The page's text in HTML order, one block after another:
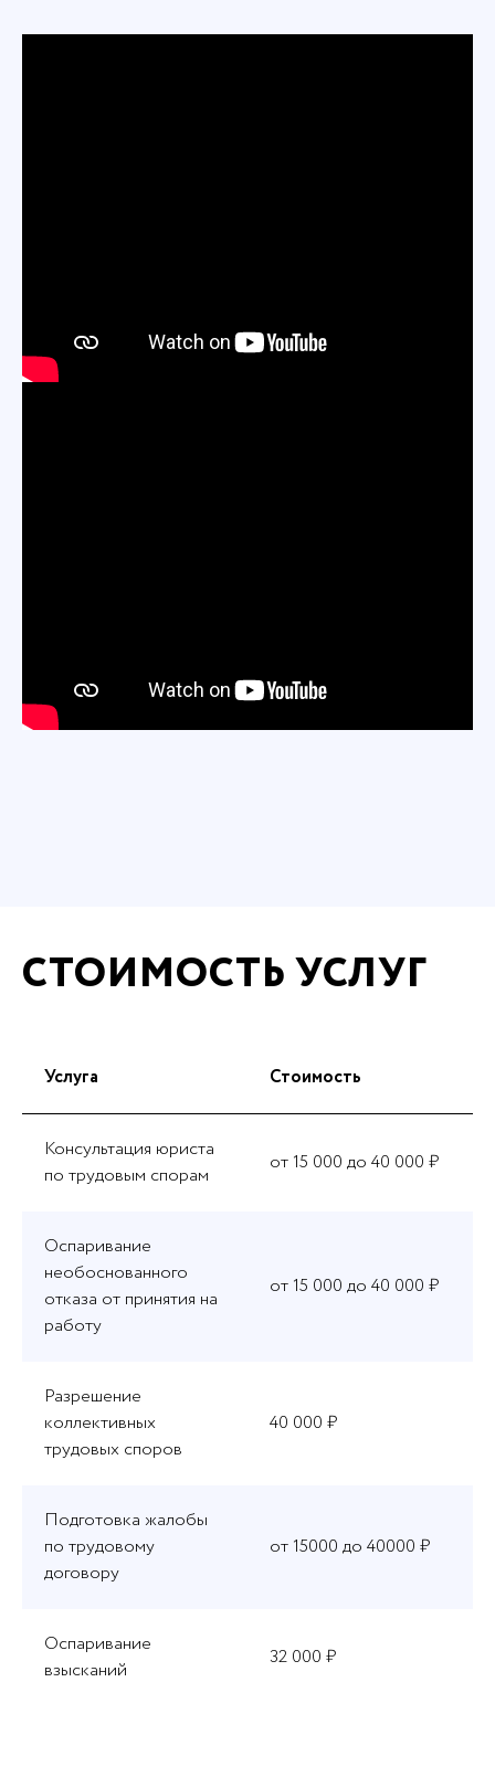
СТОИМОСТЬ УСЛУГ
Услуга Стоимость
Консультация юриста
по трудовым спорам
от 15 000 до 40 000 ₽
Оспаривание
необоснованного
отказа от принятия на
работу
от 15 000 до 40 000 ₽
Разрешение
коллективных
трудовых споров
40 000 ₽
Подготовка жалобы
по трудовому
договору
от 15000 до 40000 ₽
Оспаривание
взысканий
32 000 ₽